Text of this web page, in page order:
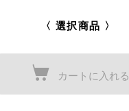
〈 選択商品 〉
カートに入れる